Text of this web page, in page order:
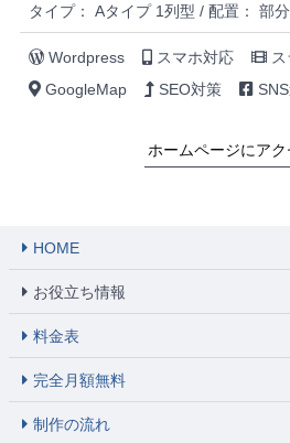
タイプ： Aタイプ 1列型 / 配置： 部
Wordpress スマホ対応
GoogleMap
SEO対策
ホームページにアク
HOME
お役立ち情報
料金表
完全月額無料
制作の流れ